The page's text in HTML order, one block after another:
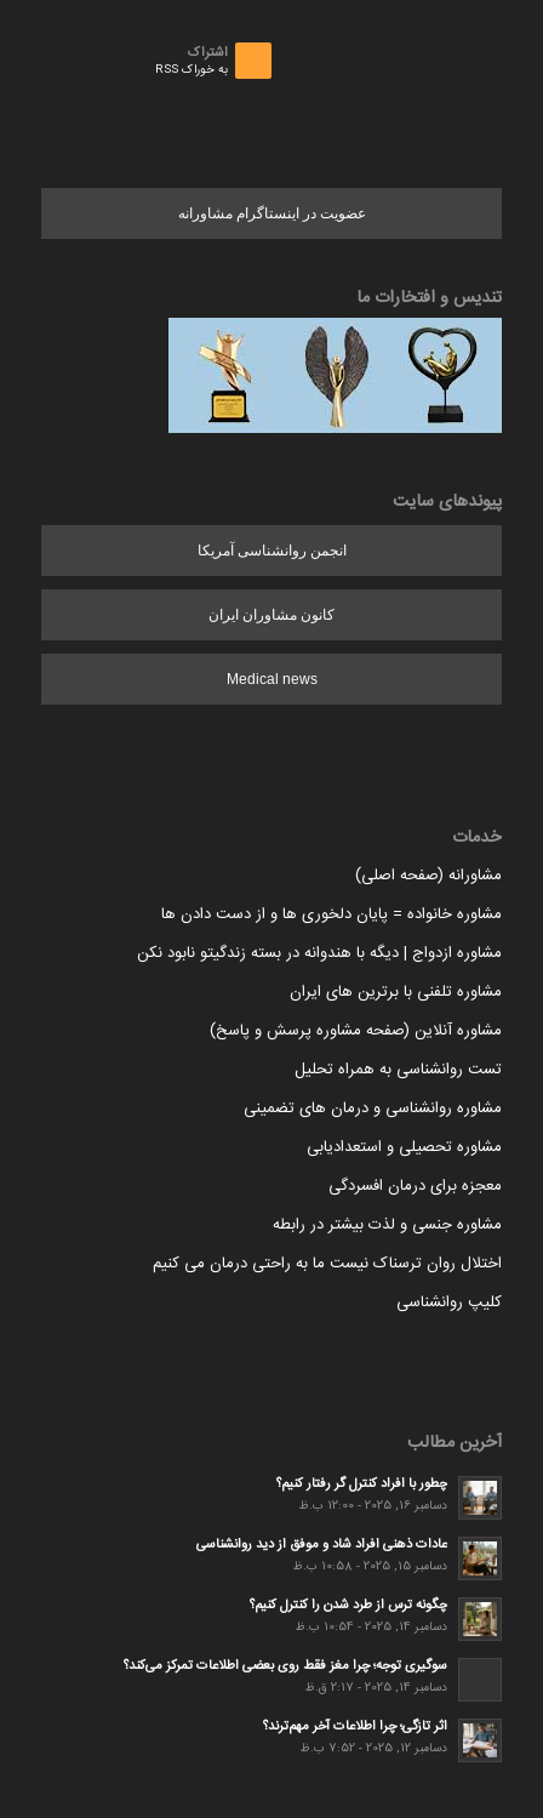
اشتراک
به خوراک RSS
عضویت در اینستاگرام مشاورانه
تندیس و افتخارات ما
پیوندهای سایت
انجمن روانشناسی آمریکا
کانون مشاوران ایران
Medical news
خدمات
مشاورانه (صفحه اصلی)
مشاوره خانواده = پایان دلخوری ها و از دست دادن ها
مشاوره ازدواج | دیگه با هندوانه در بسته زندگیتو نابود نکن
مشاوره تلفنی با برترین های ایران
مشاوره آنلاین (صفحه مشاوره پرسش و پاسخ)
تست روانشناسی به همراه تحلیل
مشاوره روانشناسی و درمان های تضمینی
مشاوره تحصیلی و استعدادیابی
معجزه برای درمان افسردگی
مشاوره جنسی و لذت بیشتر در رابطه
اختلال روان ترسناک نیست ما به راحتی درمان می کنیم
کلیپ روانشناسی
آخرین مطالب
چطور با افراد کنترل گر رفتار کنیم؟
دسامبر 16, 2025 - 12:00 ب.ظ
عادات ذهنی افراد شاد و موفق از دید روانشناسی
دسامبر 15, 2025 - 10:58 ب.ظ
چگونه ترس از طرد شدن را کنترل کنیم؟
دسامبر 14, 2025 - 10:54 ب.ظ
سوگیری توجه؛ چرا مغز فقط روی بعضی اطلاعات تمرکز می‌کند؟
دسامبر 14, 2025 - 2:17 ق.ظ
اثر تازگی؛ چرا اطلاعات آخر مهم‌ترند؟
دسامبر 12, 2025 - 7:52 ب.ظ